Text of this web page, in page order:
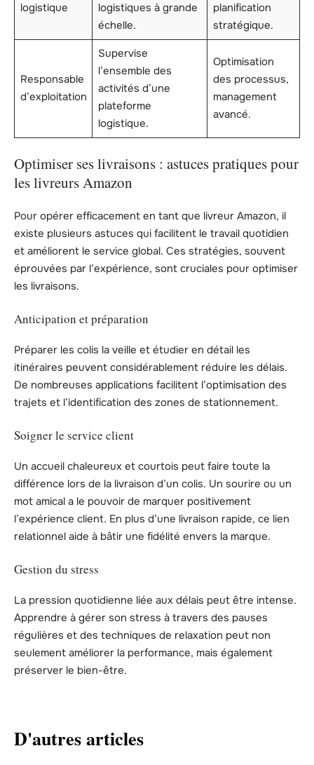
logistique
logistiques à grande
échelle.
planification
stratégique.
Responsable
d’exploitation
Supervise
l’ensemble des
activités d’une
plateforme
logistique.
Optimisation
des processus,
management
avancé.
Optimiser ses livraisons : astuces pratiques pour
les livreurs Amazon
Pour opérer efficacement en tant que livreur Amazon, il
existe plusieurs astuces qui facilitent le travail quotidien
et améliorent le service global. Ces stratégies, souvent
éprouvées par l’expérience, sont cruciales pour optimiser
les livraisons.
Anticipation et préparation
Préparer les colis la veille et étudier en détail les
itinéraires peuvent considérablement réduire les délais.
De nombreuses applications facilitent l’optimisation des
trajets et l’identification des zones de stationnement.
Soigner le service client
Un accueil chaleureux et courtois peut faire toute la
différence lors de la livraison d’un colis. Un sourire ou un
mot amical a le pouvoir de marquer positivement
l’expérience client. En plus d’une livraison rapide, ce lien
relationnel aide à bâtir une fidélité envers la marque.
Gestion du stress
La pression quotidienne liée aux délais peut être intense.
Apprendre à gérer son stress à travers des pauses
régulières et des techniques de relaxation peut non
seulement améliorer la performance, mais également
préserver le bien-être.
D'autres articles